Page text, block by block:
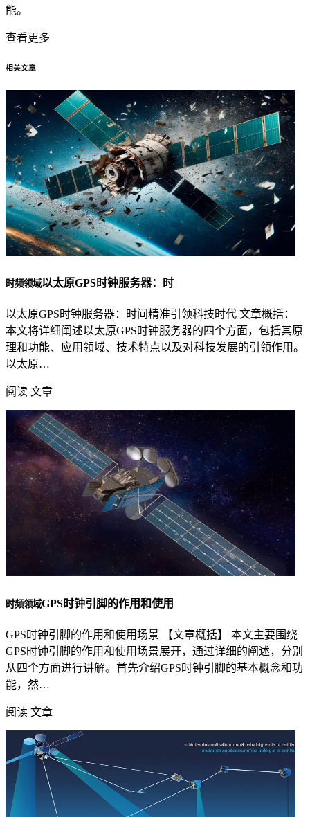
能。
查看更多
相关文章
时频领域以太原GPS时钟服务器：时
以太原GPS时钟服务器：时间精准引领科技时代 文章概括：
本文将详细阐述以太原GPS时钟服务器的四个方面，包括其原
理和功能、应用领域、技术特点以及对科技发展的引领作用。
以太原…
阅读 文章
时频领域GPS时钟引脚的作用和使用
GPS时钟引脚的作用和使用场景 【文章概括】 本文主要围绕
GPS时钟引脚的作用和使用场景展开，通过详细的阐述，分别
从四个方面进行讲解。首先介绍GPS时钟引脚的基本概念和功
能，然…
阅读 文章